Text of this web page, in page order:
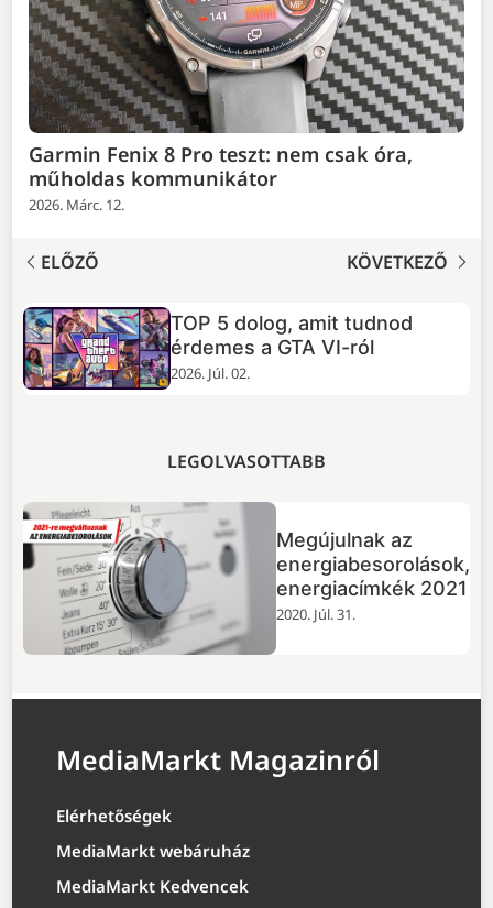
Garmin Fenix 8 Pro teszt: nem csak óra,
műholdas kommunikátor
2026. Márc. 12.
ELŐZŐ KÖVETKEZŐ
TOP 5 dolog, amit tudnod
érdemes a GTA VI-ról
2026. Júl. 02.
LEGOLVASOTTABB
Megújulnak az
energiabesorolások,
energiacímkék 2021
2020. Júl. 31.
MediaMarkt Magazinról
Elérhetőségek
MediaMarkt webáruház
MediaMarkt Kedvencek